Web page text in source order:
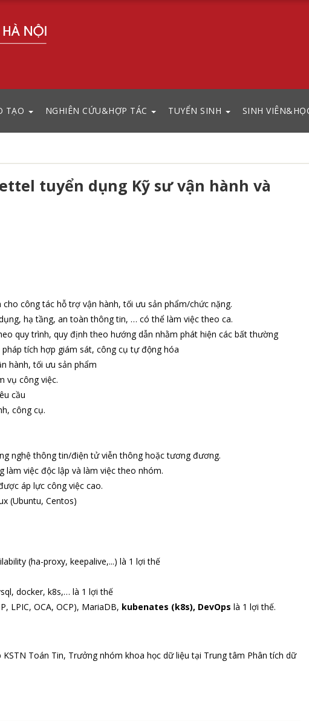
TẠO NGHIÊN CỨU&HỢP TÁC TUYỂN SINH SINH
tuyển dụng Kỹ sư vận hành và
công tác hỗ trợ vận hành, tối ưu sản phẩm/chức nặng.
hạ tầng, an toàn thông tin, … có thể làm việc theo ca.
quy trình, quy định theo hướng dẫn nhằm phát hiện các bất thường
tích hợp giám sát, công cụ tự động hóa
hành, tối ưu sản phẩm
vụ công việc.
cầu
công cụ.
nghệ thông tin/điện tử viễn thông hoặc tương đương.
làm việc độc lập và làm việc theo nhóm.
áp lực công việc cao.
(Ubuntu, Centos)
(ha-proxy, keepalive,...) là 1 lợi thế
docker, k8s,… là 1 lợi thế
LPIC, OCA, OCP), MariaDB, kubenates (k8s), DevOps là 1 lợi thế.
Toán Tin, Trưởng nhóm khoa học dữ liệu tại Trung tâm Phân tích dữ